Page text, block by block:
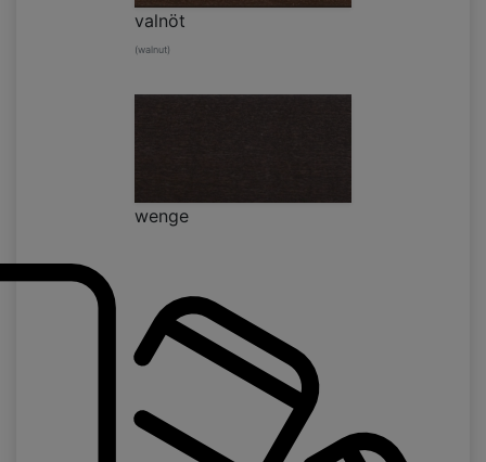
valnöt
(walnut)
wenge